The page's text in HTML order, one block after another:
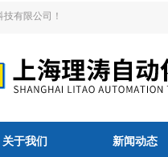
有限公司！
关于我们 新闻动态